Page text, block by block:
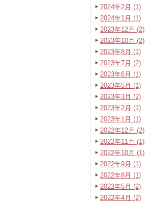
2024年2月 (1)
2024年1月 (1)
2023年12月 (2)
2023年10月 (2)
2023年8月 (1)
2023年7月 (2)
2023年6月 (1)
2023年5月 (1)
2023年3月 (2)
2023年2月 (1)
2023年1月 (1)
2022年12月 (2)
2022年11月 (1)
2022年10月 (1)
2022年9月 (1)
2022年8月 (1)
2022年5月 (2)
2022年4月 (2)